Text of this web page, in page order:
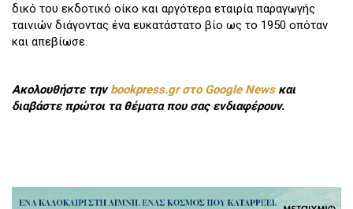
δικό του εκδοτικό οίκο και αργότερα εταιρία παραγωγής
ταινιών διάγοντας ένα ευκατάστατο βίο ως το 1950 οπόταν
και απεβίωσε.
Ακολουθήστε τηνbookpress.gr στο Google Newsκαι
διαβάστε πρώτοι τα θέματα που σας ενδιαφέρουν.